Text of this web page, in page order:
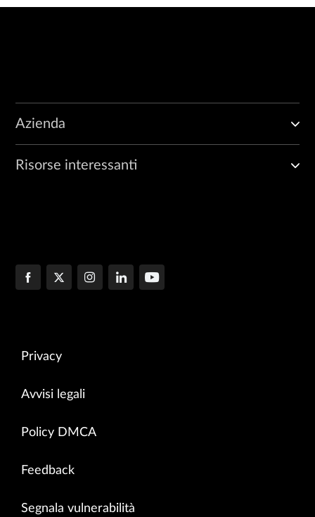
Azienda
Risorse interessanti
Privacy
Avvisi legali
Policy DMCA
Feedback
Segnala vulnerabilità